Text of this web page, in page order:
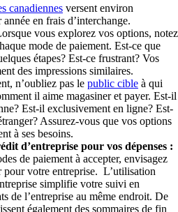
canadiennes versent environ
en frais d’interchange.
vous explorez vos options, notez
mode de paiement. Est-ce que
étapes? Est-ce frustrant? Vos
des impressions similaires.
n’oubliez pas le public cible à qui
il aime magasiner et payer. Est-il
Est-il exclusivement en ligne? Est-
Assurez-vous que vos options
à ses besoins.
d’entreprise pour vos dépenses :
de paiement à accepter, envisagez
pour votre entreprise. L’utilisation
simplifie votre suivi en
de l’entreprise au même endroit. De
également des sommaires de fin